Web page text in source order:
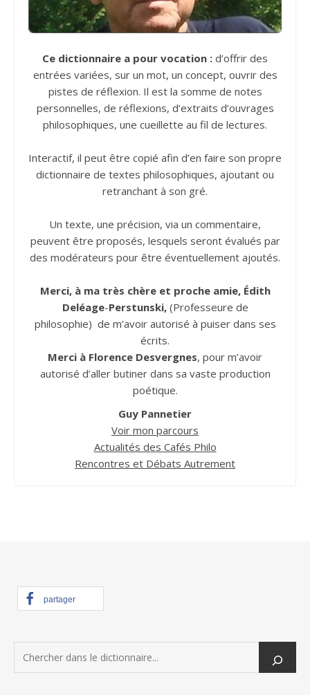
Ce dictionnaire a pour vocation : d’offrir des
entrées variées, sur un mot, un concept, ouvrir des
pistes de réflexion. Il est la somme de notes
personnelles, de réflexions, d’extraits d’ouvrages
philosophiques, une cueillette au fil de lectures.
Interactif, il peut être copié afin d’en faire son propre
dictionnaire de textes philosophiques, ajoutant ou
retranchant à son gré.
Un texte, une précision, via un commentaire,
peuvent être proposés, lesquels seront évalués par
des modérateurs pour être éventuellement ajoutés.
Merci, à ma très chère et proche amie, Édith
Deléage-Perstunski,(Professeure de
philosophie) de m’avoir autorisé à puiser dans ses
écrits.
Merci à Florence Desvergnes, pour m’avoir
autorisé d’aller butiner dans sa vaste production
poétique.
Guy Pannetier
Voir mon parcours
Actualités des Cafés Philo
Rencontres et Débats Autrement
partager